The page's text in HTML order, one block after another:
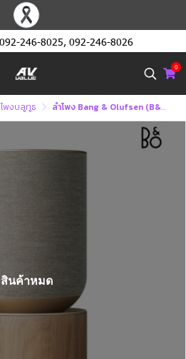
092-246-8025, 092-246-8026
0
พงบลูทูธ ลำโพง Bang & Olufsen (ฺB&O) Beosound Balance - Outstanding Living Room Speaker
สินค้าหมด